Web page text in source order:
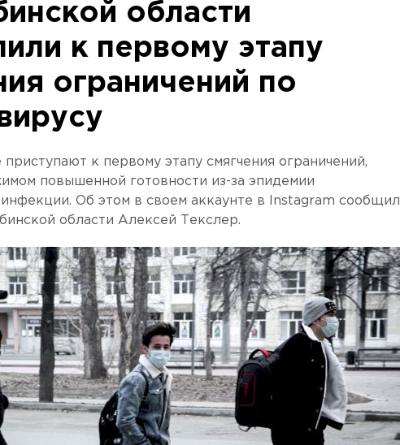
области
к первому этапу
ограничений по
к первому этапу смягчения ограничений,
повышенной готовности из-за эпидемии
Об этом в своем аккаунте в Instagram сообщил
области Алексей Текслер.